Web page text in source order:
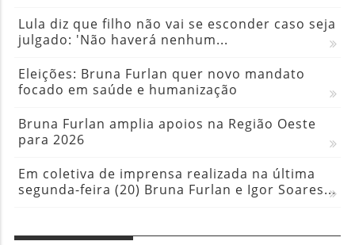
Lula diz que filho não vai se esconder caso seja
julgado: 'Não haverá nenhum...
Eleições: Bruna Furlan quer novo mandato
focado em saúde e humanização
Bruna Furlan amplia apoios na Região Oeste
para 2026
Em coletiva de imprensa realizada na última
segunda-feira (20) Bruna Furlan e Igor Soares...